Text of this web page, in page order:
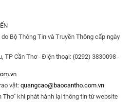
Bộ Thông Tin và Truyền Thông cấp ngày
TP Cần Thơ - Điện thoại: (0292) 3830098 -
vặt: quangcao@baocantho.com.vn
Thơ" khi phát hành lại thông tin từ website